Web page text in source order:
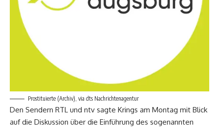
Prostituierte (Archiv), via dts Nachrichtenagentur
Den Sendern RTL und ntv sagte Krings am Montag mit Blick
auf die Diskussion über die Einführung des sogenannten